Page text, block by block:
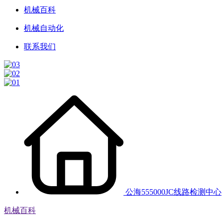
机械百科
机械自动化
联系我们
公海555000JC线路检测中心
机械百科